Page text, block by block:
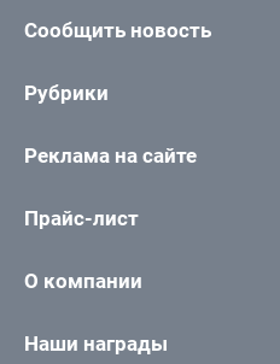
Сообщить новость
Рубрики
Реклама на сайте
Прайс-лист
О компании
Наши награды